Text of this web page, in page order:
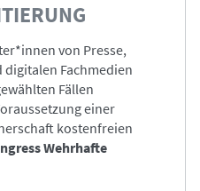
von Presse,
Fachmedien
Fällen
einer
kostenfreien
Wehrhafte